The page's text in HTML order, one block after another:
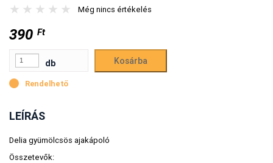
★ ★ ★ ★ ★ Még nincs értékelés
390 Ft
db
Rendelhető
LEÍRÁS
Delia gyümölcsös ajakápoló
Összetevők: